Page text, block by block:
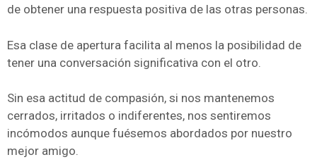
de obtener una respuesta positiva de las otras personas.
Esa clase de apertura facilita al menos la posibilidad de
tener una conversación significativa con el otro.
Sin esa actitud de compasión, si nos mantenemos
cerrados, irritados o indiferentes, nos sentiremos
incómodos aunque fuésemos abordados por nuestro
mejor amigo.